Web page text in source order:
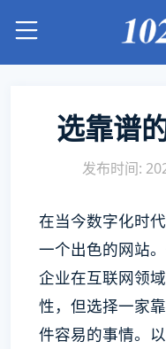
选靠谱
发布时间:
在当今数字化时
一个出色的网站
企业在互联网领
性，但选择一家
件容易的事情。